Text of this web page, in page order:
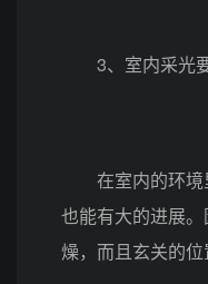
3、室内采光
在室内的环境
也能有大的进展
燥，而且玄关的